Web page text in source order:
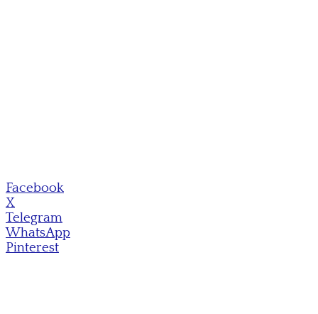
Facebook
X
Telegram
WhatsApp
Pinterest